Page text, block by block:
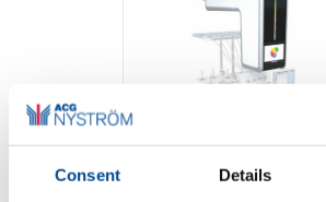
Consent Details
Coloreel